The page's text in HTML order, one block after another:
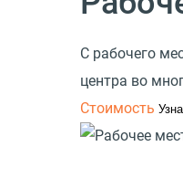
С рабочего
центра во
Стоимость